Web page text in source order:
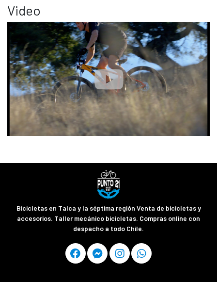
Video
Bicicletas en Talca y la séptima región Venta de bicicletas y
accesorios. Taller mecánico bicicletas. Compras online con
despacho a todo Chile.